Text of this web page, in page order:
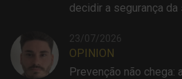
decidir a segurança da
23/07/2026
OPINION
Prevenção não chega: